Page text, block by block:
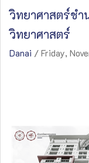
วิทยาศาสตร์ช
วิทยาศาสตร์
Danai / Friday,